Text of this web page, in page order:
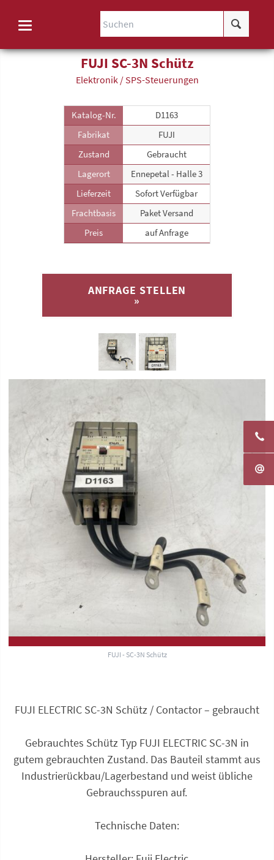
FUJI - SC-3N Schütz
FUJI SC-3N Schütz
Elektronik / SPS-Steuerungen
Katalog-Nr.
D1163
Fabrikat
FUJI
Zustand
Gebraucht
Lagerort
Ennepetal - Halle 3
Lieferzeit
Sofort Verfügbar
Frachtbasis
Paket Versand
Preis
auf Anfrage
ANFRAGE STELLEN
»
FUJI ELECTRIC SC-3N Schütz / Contactor – gebraucht
Gebrauchtes Schütz Typ FUJI ELECTRIC SC-3N in
gutem gebrauchten Zustand. Das Bauteil stammt aus
Industrie­rückbau/Lagerbestand und weist übliche
Gebrauchsspuren auf.
Technische Daten: